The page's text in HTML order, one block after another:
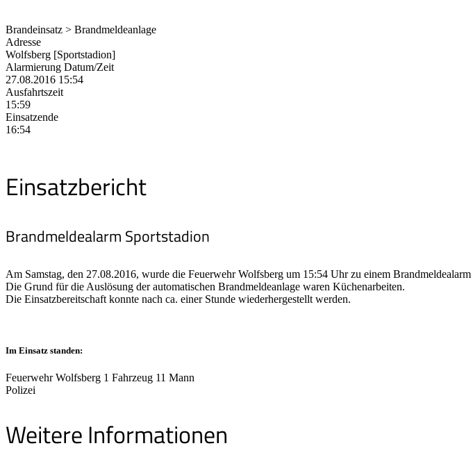
Brandeinsatz > Brandmeldeanlage
Adresse
Wolfsberg [Sportstadion]
Alarmierung Datum/Zeit
27.08.2016 15:54
Ausfahrtszeit
15:59
Einsatzende
16:54
Einsatzbericht
Brandmeldealarm Sportstadion
Am Samstag, den 27.08.2016, wurde die Feuerwehr Wolfsberg um 15:54 Uhr zu einem Brandmeldealarm
Die Grund für die Auslösung der automatischen Brandmeldeanlage waren Küchenarbeiten.
Die Einsatzbereitschaft konnte nach ca. einer Stunde wiederhergestellt werden.
Im Einsatz standen:
Feuerwehr Wolfsberg 1 Fahrzeug 11 Mann
Polizei
Weitere Informationen